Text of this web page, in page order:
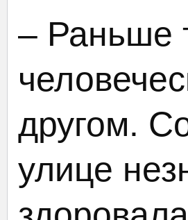
– Раньше
другом.
улице